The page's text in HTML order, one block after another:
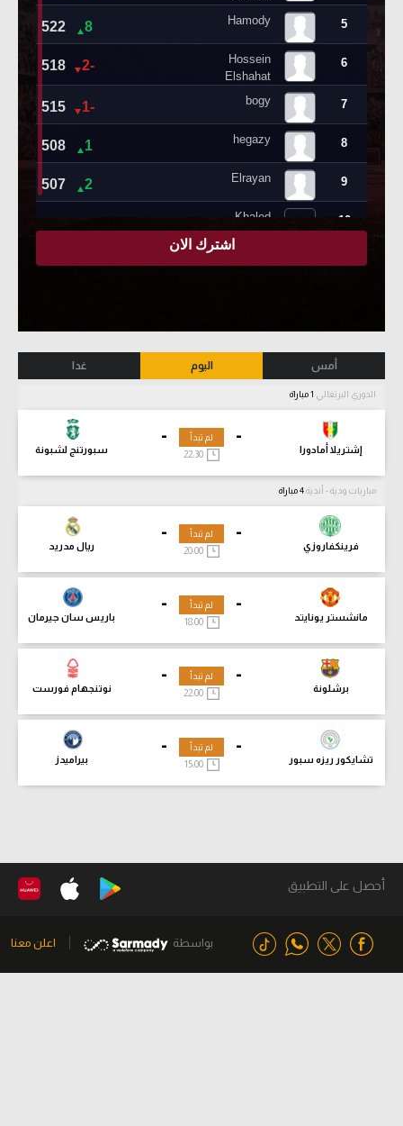
أمس اليوم غدا
الدوري البرتغالي
-
إشتريلا أمادورا
-
سبورتنج لشبونة
لم تبدأ
مباريات ودية - أندية
-
فرينكفاروزي
-
ريال مدريد
لم تبدأ
-
مانشستر يونايتد
-
باريس سان جيرمان
لم تبدأ
18:00
-
برشلونة
-
نوتنجهام فورست
لم تبدأ
-
تشايكور ريزه سبور
-
بيراميدز
لم تبدأ
15:00
أحصل على التطبيق
بواسطة اعلن معنا